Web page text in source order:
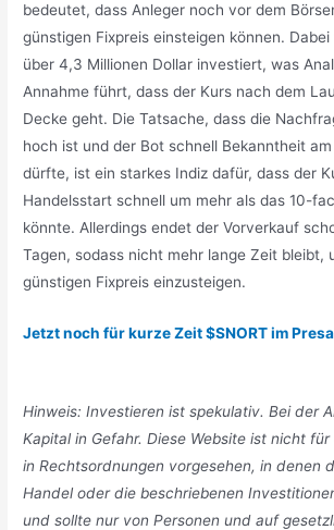
bedeutet, dass Anleger noch vor dem
günstigen Fixpreis einsteigen können.
über 4,3 Millionen Dollar investiert, was
Annahme führt, dass der Kurs nach dem
Decke geht. Die Tatsache, dass die
hoch ist und der Bot schnell Bekanntheit
dürfte, ist ein starkes Indiz dafür, dass der
Handelsstart schnell um mehr als das 10-
könnte. Allerdings endet der Vorverkauf
Tagen, sodass nicht mehr lange Zeit bleibt,
günstigen Fixpreis einzusteigen.
Jetzt noch für kurze Zeit $SNORT im
Hinweis: Investieren ist spekulativ. Bei der
Kapital in Gefahr. Diese Website ist nicht
in Rechtsordnungen vorgesehen, in denen
Handel oder die beschriebenen
und sollte nur von Personen und auf